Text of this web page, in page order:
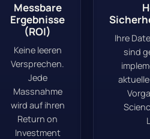
Messbare
Ergebnisse
(ROI)
Keine leeren
Versprechen.
Jede
Massnahme
wird auf ihren
Return on
Investment
Ihre
sind